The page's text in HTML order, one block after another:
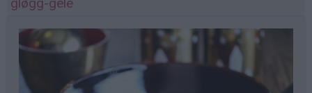
gløgg-gelé